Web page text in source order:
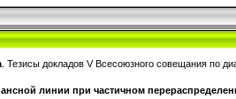
. Тезисы докладов V Всесоюзного совещания по
линии при частичном